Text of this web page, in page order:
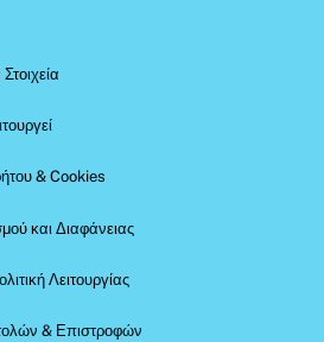
& Cookies
και Διαφάνειας
Λειτουργίας
& Επιστροφών